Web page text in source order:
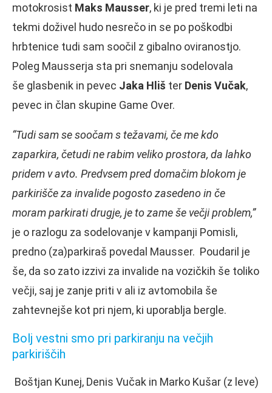
motokrosist Maks Mausser, ki je pred tremi leti na
tekmi doživel hudo nesrečo in se po poškodbi
hrbtenice tudi sam soočil z gibalno oviranostjo.
Poleg Mausserja sta pri snemanju sodelovala
še glasbenik in pevec Jaka Hliš ter Denis Vučak,
pevec in član skupine Game Over.
“Tudi sam se soočam s težavami, če me kdo
zaparkira, četudi ne rabim veliko prostora, da lahko
pridem v avto. Predvsem pred domačim blokom je
parkirišče za invalide pogosto zasedeno in če
moram parkirati drugje, je to zame še večji problem,”
je o razlogu za sodelovanje v kampanji Pomisli,
predno (za)parkiraš povedal Mausser. Poudaril je
še, da so zato izzivi za invalide na vozičkih še toliko
večji, saj je zanje priti v ali iz avtomobila še
zahtevnejše kot pri njem, ki uporablja bergle.
Bolj vestni smo pri parkiranju na večjih
parkiriščih
Boštjan Kunej, Denis Vučak in Marko Kušar (z leve)